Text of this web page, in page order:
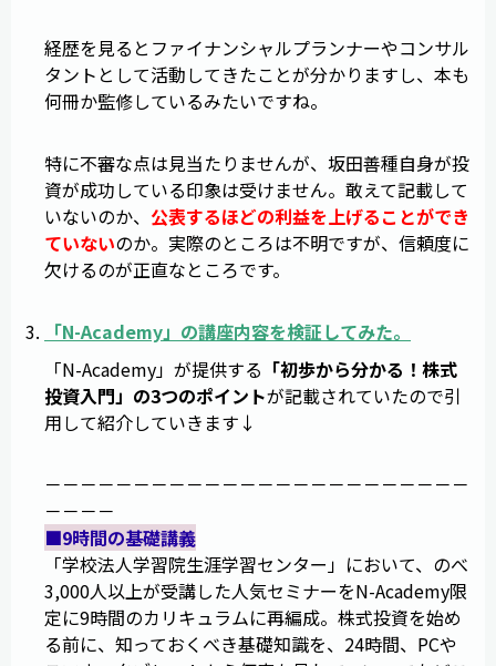
経歴を見るとファイナンシャルプランナーやコンサル
タントとして活動してきたことが分かりますし、本も
何冊か監修しているみたいですね。
特に不審な点は見当たりませんが、坂田善種自身が投
資が成功している印象は受けません。敢えて記載して
いないのか、 公表するほどの利益を上げることができ
ていないのか。実際のところは不明ですが、信頼度に
欠けるのが正直なところです。
「N-Academy」の講座内容を検証してみた。
「N-Academy」が提供する 「初歩から分かる！株式
投資入門」の3つのポイントが記載されていたので引
用して紹介していきます↓
－－－－－－－－－－－－－－－－－－－－－－－－
－－－－
■9時間の基礎講義
「学校法人学習院生涯学習センター」において、のべ
3,000人以上が受講した人気セミナーをN-Academy限
定に9時間のカリキュラムに再編成。株式投資を始め
る前に、知っておくべき基礎知識を、24時間、PCや